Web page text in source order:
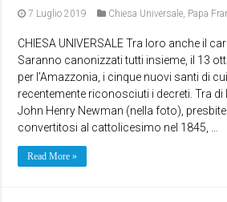
7 Luglio 2019 Chiesa Universale, Papa
CHIESA UNIVERSALE Tra loro anche il
Saranno canonizzati tutti insieme, il 13
per l’Amazzonia, i cinque nuovi santi di
recentemente riconosciuti i decreti. Tra
John Henry Newman (nella foto),
convertitosi al cattolicesimo nel 1845, …
Read More »